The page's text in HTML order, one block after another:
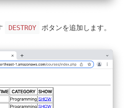
DESTROY ボタンを追加します。